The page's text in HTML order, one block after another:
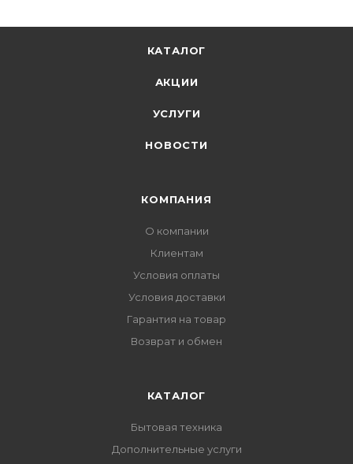
КАТАЛОГ
АКЦИИ
УСЛУГИ
НОВОСТИ
КОМПАНИЯ
О компании
Клиентам
Условия оплаты
Условия доставки
Гарантия на товар
Возврат и обмен
КАТАЛОГ
Бытовая техника
Дополнительные услуги